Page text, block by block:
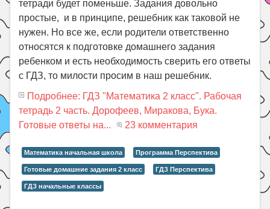
тетради будет поменьше. Задания довольно
простые, и в принципе, решебник как таковой не
нужен. Но все же, если родители ответственно
относятся к подготовке домашнего задания
ребенком и есть необходимость сверить его ответы
с ГДЗ, то милости просим в наш решебник.
Подробнее: ГДЗ "Математика 2 класс". Рабочая
тетрадь 2 часть. Дорофеев, Миракова, Бука.
Готовые ответы на...
23 комментария
Математика начальная школа Программа Перспектива
Готовые домашние задания 2 класс ГДЗ Перспектива
ГДЗ начальные классы